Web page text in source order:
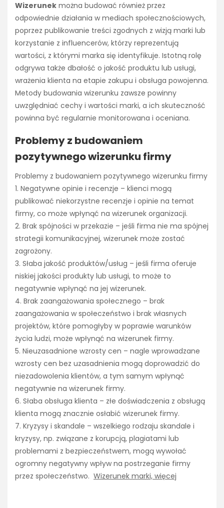
Wizerunek można budować również przez
odpowiednie działania w mediach społecznościowych,
poprzez publikowanie treści zgodnych z wizją marki lub
korzystanie z influencerów, którzy reprezentują
wartości, z którymi marka się identyfikuje. Istotną rolę
odgrywa także dbałość o jakość produktu lub usługi,
wrażenia klienta na etapie zakupu i obsługa powojenna.
Metody budowania wizerunku zawsze powinny
uwzględniać cechy i wartości marki, a ich skuteczność
powinna być regularnie monitorowana i oceniana.
Problemy z budowaniem
pozytywnego wizerunku firmy
Problemy z budowaniem pozytywnego wizerunku firmy
1. Negatywne opinie i recenzje – klienci mogą
publikować niekorzystne recenzje i opinie na temat
firmy, co może wpłynąć na wizerunek organizacji.
2. Brak spójności w przekazie – jeśli firma nie ma spójnej
strategii komunikacyjnej, wizerunek może zostać
zagrożony.
3. Słaba jakość produktów/usług – jeśli firma oferuje
niskiej jakości produkty lub usługi, to może to
negatywnie wpłynąć na jej wizerunek.
4. Brak zaangażowania społecznego – brak
zaangażowania w społeczeństwo i brak własnych
projektów, które pomogłyby w poprawie warunków
życia ludzi, może wpłynąć na wizerunek firmy.
5. Nieuzasadnione wzrosty cen – nagle wprowadzane
wzrosty cen bez uzasadnienia mogą doprowadzić do
niezadowolenia klientów, a tym samym wpłynąć
negatywnie na wizerunek firmy.
6. Słaba obsługa klienta – złe doświadczenia z obsługą
klienta mogą znacznie osłabić wizerunek firmy.
7. Kryzysy i skandale – wszelkiego rodzaju skandale i
kryzysy, np. związane z korupcją, plagiatami lub
problemami z bezpieczeństwem, mogą wywołać
ogromny negatywny wpływ na postrzeganie firmy
przez społeczeństwo. Wizerunek marki, więcej